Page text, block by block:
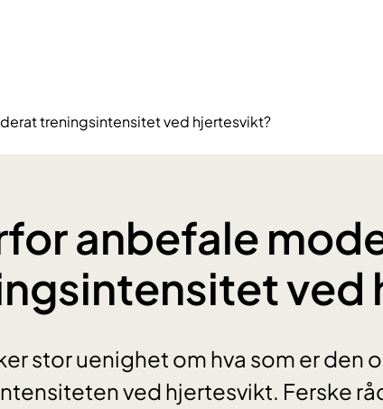
treningsintensitet ved hjertesvikt?
anbefale
ved
stor uenighet om hva som er den
ved hjertesvikt. Ferske